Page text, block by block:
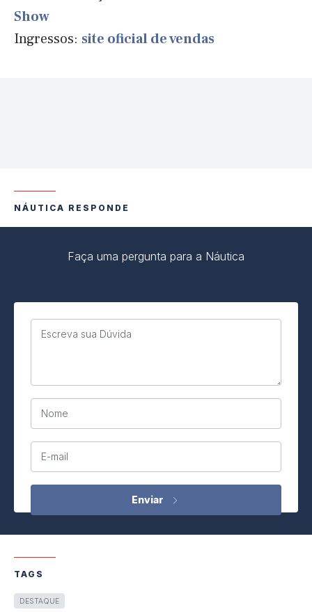
Show
Ingressos: site oficial de vendas
NÁUTICA RESPONDE
Faça uma pergunta para a Náutica
Escreva sua Dúvida
Nome
E-mail
TAGS
DESTAQUE